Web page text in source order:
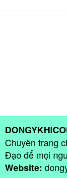
Chuyên trang
Đạo để mọi
Website: